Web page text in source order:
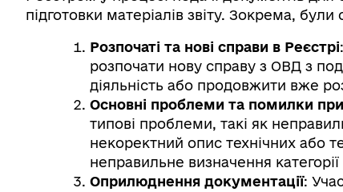
підготовки матеріалів звіту. Зокрема, були
Розпочаті та нові справи в Реєстрі
розпочати нову справу з ОВД з
діяльність або продовжити вже
Основні проблеми та помилки
типові проблеми, такі як
некоректний опис технічних або
неправильне визначення категорії
Оприлюднення документації: